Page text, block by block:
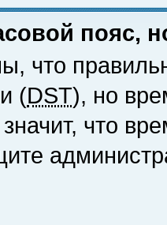
пояс,
что
(DST), но
что